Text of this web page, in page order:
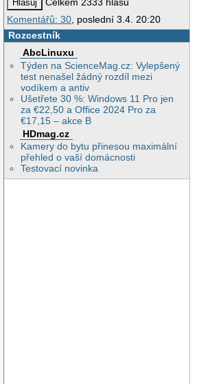
Komentářů: 30, poslední 3.4. 20:20
Rozcestník
AbcLinuxu
Týden na ScienceMag.cz: Vylepšený
test nenašel žádný rozdíl mezi
vodíkem a antiv
Ušetřete 30 %: Windows 11 Pro jen
za €22,50 a Office 2024 Pro za
€17,15 – akce B
HDmag.cz
Kamery do bytu přinesou maximální
přehled o vaší domácnosti
Testovací novinka